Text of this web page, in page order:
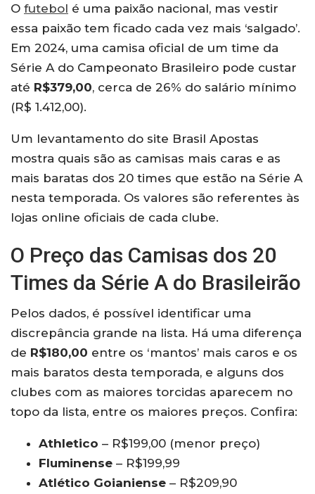
O futebol é uma paixão nacional, mas vestir
essa paixão tem ficado cada vez mais ‘salgado’.
Em 2024, uma camisa oficial de um time da
Série A do Campeonato Brasileiro pode custar
até R$379,00, cerca de 26% do salário mínimo
(R$ 1.412,00).
Um levantamento do site Brasil Apostas
mostra quais são as camisas mais caras e as
mais baratas dos 20 times que estão na Série A
nesta temporada. Os valores são referentes às
lojas online oficiais de cada clube.
O Preço das Camisas dos 20
Times da Série A do Brasileirão
Pelos dados, é possível identificar uma
discrepância grande na lista. Há uma diferença
de R$180,00 entre os ‘mantos’ mais caros e os
mais baratos desta temporada, e alguns dos
clubes com as maiores torcidas aparecem no
topo da lista, entre os maiores preços. Confira:
Athletico – R$199,00 (menor preço)
Fluminense – R$199,99
Atlético Goianiense – R$209,90